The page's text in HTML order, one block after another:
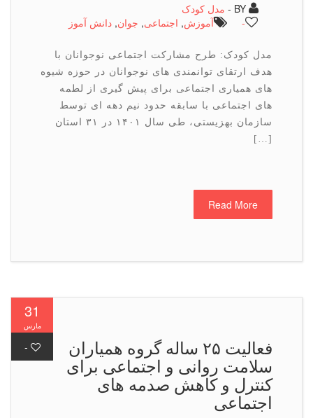
مدل کودک
آموزش,اجتماعی ,جوان, دانش آموز
مدل کودک: طرح مشارکت اجتماعی نوجوانان با
هدف ارتقای توانمندی های نوجوانان در حوزه شیوه
های همیاری اجتماعی برای پیش گیری از لطمه
های اجتماعی با سابقه حدود نیم دهه ای توسط
سازمان بهزیستی، طی سال ۱۴۰۱ در ۳۱ استان
Read More
فعالیت ۲۵ ساله گروه همیاران
سلامت روانی و اجتماعی برای
کنترل و کاهش صدمه های
اجتماعی